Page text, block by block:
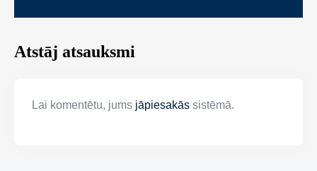
Atstāj atsauksmi
Lai komentētu, jums jāpiesakās sistēmā.